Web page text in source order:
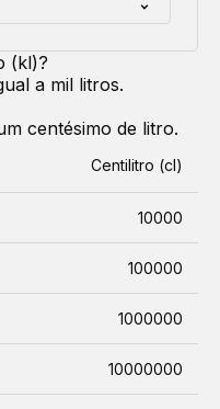
(kl)?
a mil litros.
centésimo de litro.
Centilitro (cl)
10000
100000
1000000
10000000